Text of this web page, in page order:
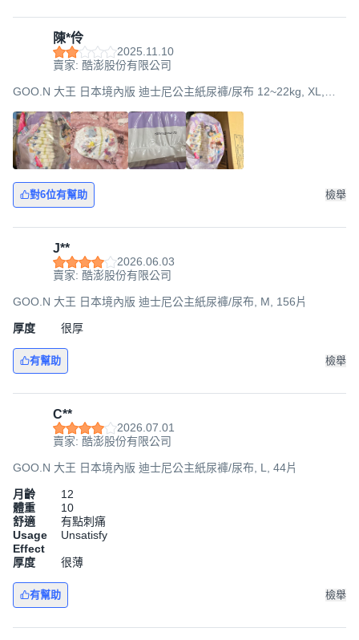
陳*伶
2025.11.10
賣家: 酷澎股份有限公司
GOO.N 大王 日本境內版 迪士尼公主紙尿褲/尿布 12~22kg, XL,
對6位有幫助 檢舉
J**
2026.06.03
賣家: 酷澎股份有限公司
GOO.N 大王 日本境內版 迪士尼公主紙尿褲/尿布, M, 156片
厚度 很厚
有幫助 檢舉
C**
2026.07.01
賣家: 酷澎股份有限公司
GOO.N 大王 日本境內版 迪士尼公主紙尿褲/尿布, L, 44片
月齡
12
體重
10
舒適
有點刺痛
Usage
Effect
Unsatisfy
厚度 很薄
有幫助 檢舉